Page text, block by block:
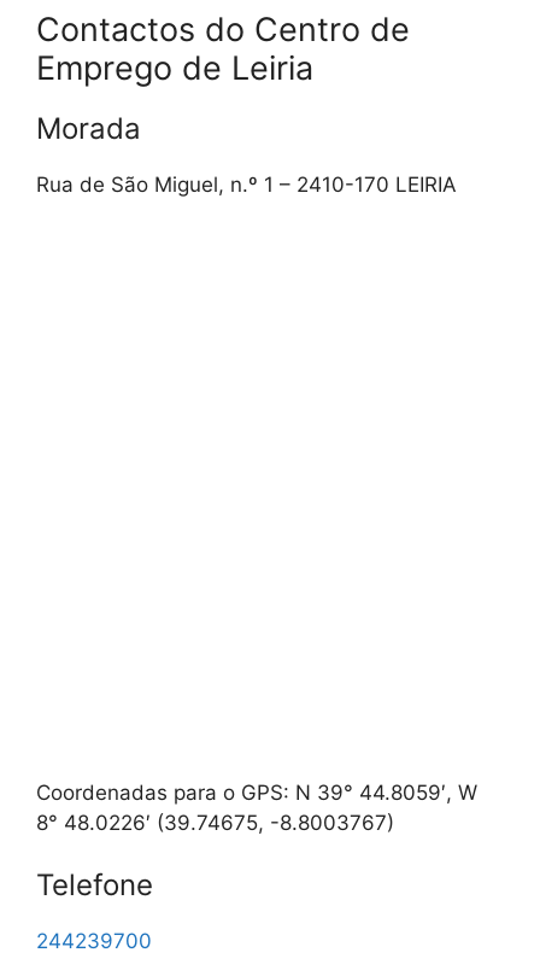
Contactos do Centro de
Emprego de Leiria
Morada
Rua de São Miguel, n.º 1 – 2410-170 LEIRIA
Coordenadas para o GPS: N 39° 44.8059′, W
8° 48.0226′ (39.74675, -8.8003767)
Telefone
244239700